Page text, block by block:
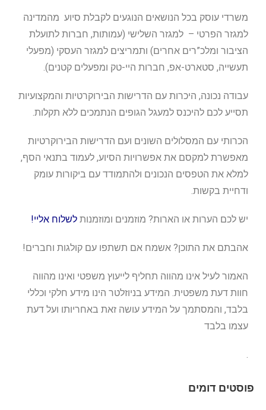
משרדי עוסק בכל הנושאים הנוגעים לקבלת סיוע מהמדינה
למגזר הפרטי – למגזר השלישי (עמותות, חברות לתועלת
הציבור ומלכ”רים אחרים) ותמריצים למגזר העסקי (מפעלי
תעשייה, סטארט-אפ, חברות היי-טק ומפעלים קטנים).
עבודה נכונה, היכרות עם הדרישות הבירוקרטיות והמקצועיות
תסייע לכם להיכנס למעגל הגופים הנתמכים ללא תקלות.
הכרותי עם המסלולים השונים ועם הדרישות הבירוקרטיות
מאפשרת למקסם את אפשרויות הסיוע, לעמוד בתנאי הסף,
למלא את הטפסים הנכונים ולהתמודד עם ביקורות עומק
ודחיית בקשות.
יש לכם הערות או הארות? מוזמנים ומוזמנות לשלוח אליי!
אהבתם את התוכן? אשמח אם תשתפו עם קולגות וחברים!
האמור לעיל אינו מהווה תחליף לייעוץ משפטי ואינו מהווה
חוות דעת משפטית. המידע בניוזלטר הינו מידע חלקי וכללי
בלבד, והמסתמך על המידע עושה זאת באחריותו ועל דעת
עצמו בלבד
.
פוסטים דומים